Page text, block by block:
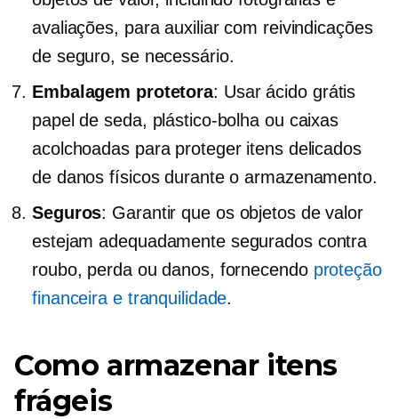
avaliações, para auxiliar com reivindicações
de seguro, se necessário.
Embalagem protetora: Usarácido grátis
papel de seda, plástico-bolha ou caixas
acolchoadas para proteger itens delicados
de danos físicos durante o armazenamento.
Seguros: Garantir que os objetos de valor
estejam adequadamente segurados contra
roubo, perda ou danos, fornecendo proteção
financeira e tranquilidade.
Como armazenar itens
frágeis